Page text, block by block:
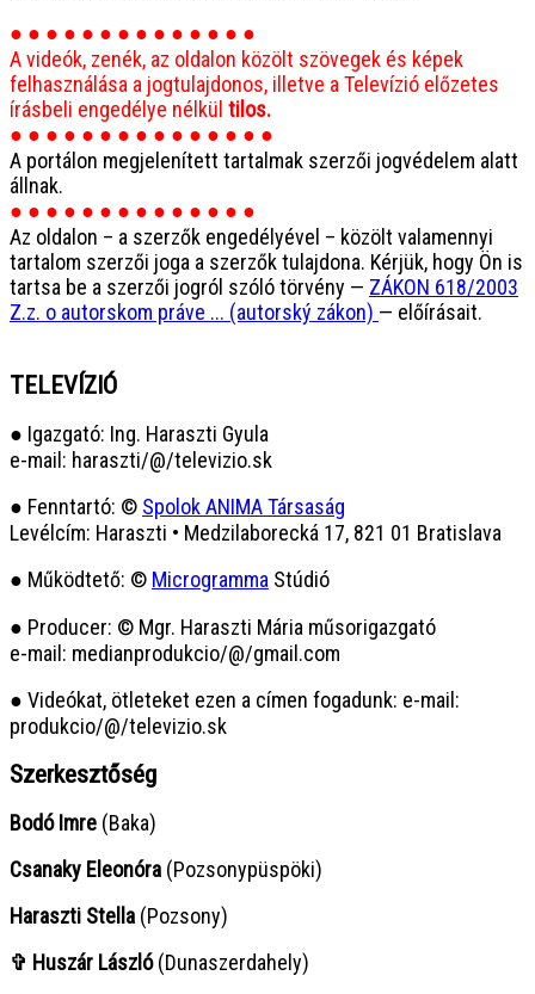
● ● ● ● ● ● ● ● ● ● ● ● ● ●
A videók, zenék, az oldalon közölt szövegek és képek
felhasználása a jogtulajdonos, illetve a Televízió előzetes
írásbeli engedélye nélkül tilos.
● ● ● ● ● ● ● ● ● ● ● ● ● ● ●
A portálon megjelenített tartalmak szerzői jogvédelem alatt
állnak.
● ● ● ● ● ● ● ● ● ● ● ● ● ●
Az oldalon – a szerzők engedélyével – közölt valamennyi
tartalom szerzői joga a szerzők tulajdona. Kérjük, hogy Ön is
tartsa be a szerzői jogról szóló törvény — ZÁKON 618/2003
Z.z. o autorskom práve ... (autorský zákon) — előírásait.
TELEVÍZIÓ
● Igazgató: Ing. Haraszti Gyula
e-mail: haraszti/@/televizio.sk
● Fenntartó: © Spolok ANIMA Társaság
Levélcím: Haraszti • Medzilaborecká 17, 821 01 Bratislava
● Működtető: © Microgramma Stúdió
● Producer: © Mgr. Haraszti Mária műsorigazgató
e-mail: medianprodukcio/@/gmail.com
● Videókat, ötleteket ezen a címen fogadunk: e-mail:
produkcio/@/televizio.sk
Szerkesztőség
Bodó Imre (Baka)
Csanaky Eleonóra (Pozsonypüspöki)
Haraszti Stella (Pozsony)
✞ Huszár László(Dunaszerdahely)